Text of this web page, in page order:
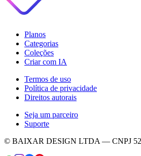
Planos
Categorias
Coleções
Criar com IA
Termos de uso
Política de privacidade
Direitos autorais
Seja um parceiro
Suporte
© BAIXAR DESIGN LTDA — CNPJ